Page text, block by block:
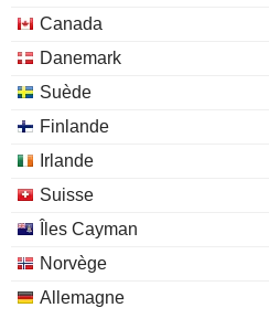
Canada
Danemark
Suède
Finlande
Irlande
Suisse
Îles Cayman
Norvège
Allemagne